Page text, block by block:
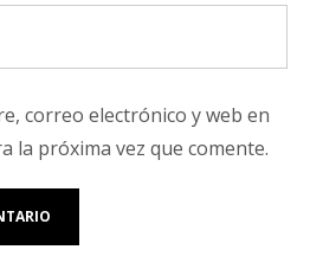
correo electrónico y web en
la próxima vez que comente.